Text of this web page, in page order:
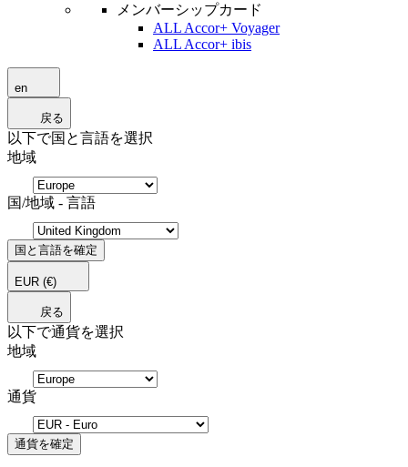
メンバーシップカード
ALL Accor+ Voyager
ALL Accor+ ibis
en
戻る
以下で国と言語を選択
地域
国/地域 - 言語
国と言語を確定
EUR (€)
戻る
以下で通貨を選択
地域
通貨
通貨を確定